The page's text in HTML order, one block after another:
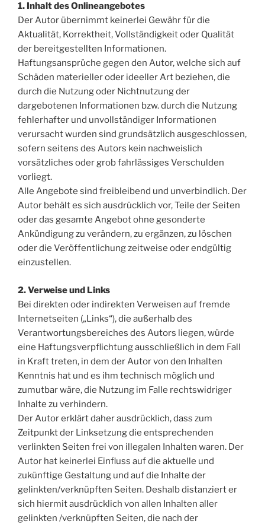
1. Inhalt des Onlineangebotes
Der Autor übernimmt keinerlei Gewähr für die
Aktualität, Korrektheit, Vollständigkeit oder Qualität
der bereitgestellten Informationen.
Haftungsansprüche gegen den Autor, welche sich auf
Schäden materieller oder ideeller Art beziehen, die
durch die Nutzung oder Nichtnutzung der
dargebotenen Informationen bzw. durch die Nutzung
fehlerhafter und unvollständiger Informationen
verursacht wurden sind grundsätzlich ausgeschlossen,
sofern seitens des Autors kein nachweislich
vorsätzliches oder grob fahrlässiges Verschulden
vorliegt.
Alle Angebote sind freibleibend und unverbindlich. Der
Autor behält es sich ausdrücklich vor, Teile der Seiten
oder das gesamte Angebot ohne gesonderte
Ankündigung zu verändern, zu ergänzen, zu löschen
oder die Veröffentlichung zeitweise oder endgültig
einzustellen.
2. Verweise und Links
Bei direkten oder indirekten Verweisen auf fremde
Internetseiten („Links“), die außerhalb des
Verantwortungsbereiches des Autors liegen, würde
eine Haftungsverpflichtung ausschließlich in dem Fall
in Kraft treten, in dem der Autor von den Inhalten
Kenntnis hat und es ihm technisch möglich und
zumutbar wäre, die Nutzung im Falle rechtswidriger
Inhalte zu verhindern.
Der Autor erklärt daher ausdrücklich, dass zum
Zeitpunkt der Linksetzung die entsprechenden
verlinkten Seiten frei von illegalen Inhalten waren. Der
Autor hat keinerlei Einfluss auf die aktuelle und
zukünftige Gestaltung und auf die Inhalte der
gelinkten/verknüpften Seiten. Deshalb distanziert er
sich hiermit ausdrücklich von allen Inhalten aller
gelinkten /verknüpften Seiten, die nach der